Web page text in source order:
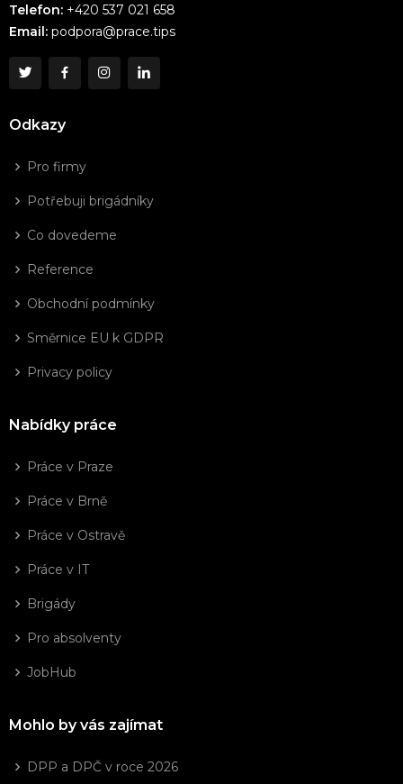
Telefon: +420 537 021 658
Email: podpora@prace.tips
Odkazy
Pro firmy
Potřebuji brigádníky
Co dovedeme
Reference
Obchodní podmínky
Směrnice EU k GDPR
Privacy policy
Nabídky práce
Práce v Praze
Práce v Brně
Práce v Ostravě
Práce v IT
Brigády
Pro absolventy
JobHub
Mohlo by vás zajímat
DPP a DPČ v roce 2026